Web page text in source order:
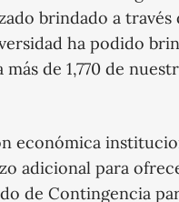
brindado a
ha podido
de 1,770 de
económica
adicional para
de Contingencia